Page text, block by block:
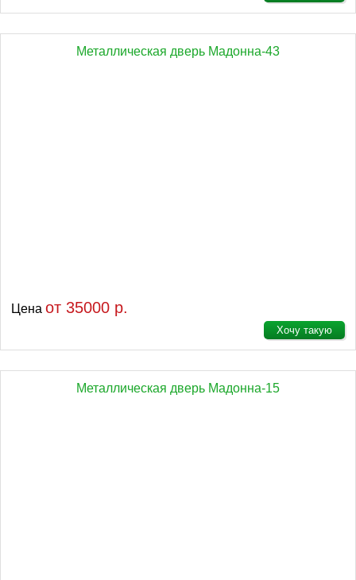
Металлическая дверь Мадонна-43
Цена от 35000 р.
Хочу такую
Металлическая дверь Мадонна-15